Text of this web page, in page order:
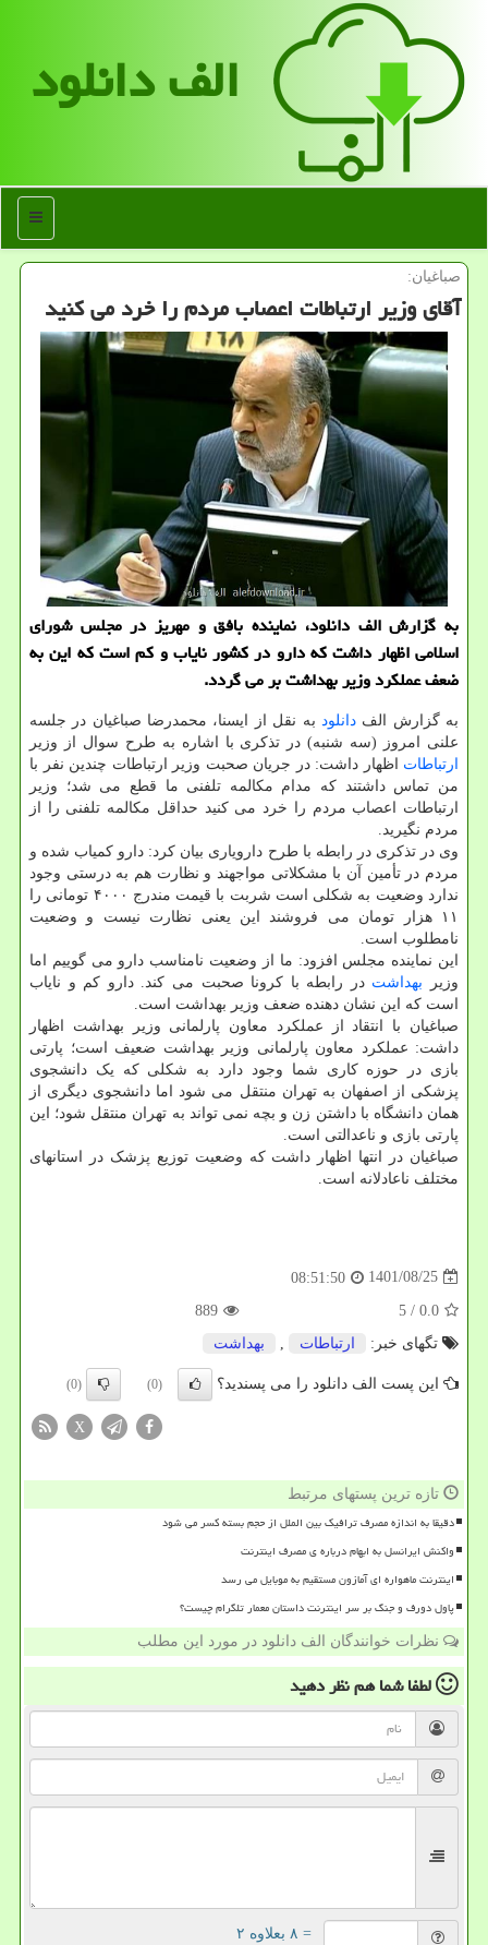
الف دانلود
منو
صباغیان:
آقای وزیر ارتباطات اعصاب مردم را خرد می کنید
به گزارش الف دانلود، نماینده بافق و مهریز در مجلس شورای
اسلامی اظهار داشت که دارو در کشور نایاب و کم است که این به
ضعف عملکرد وزیر بهداشت بر می گردد.
به گزارش الفدانلود به نقل از ایسنا، محمدرضا صباغیان در جلسه
علنی امروز (سه شنبه) در تذکری با اشاره به طرح سوال از وزیر
ارتباطات اظهار داشت: در جریان صحبت وزیر ارتباطات چندین نفر با
من تماس داشتند که مدام مکالمه تلفنی ما قطع می شد؛ وزیر
ارتباطات اعصاب مردم را خرد می کنید حداقل مکالمه تلفنی را از
مردم نگیرید.
وی در تذکری در رابطه با طرح دارویاری بیان کرد: دارو کمیاب شده و
مردم در تأمین آن با مشکلاتی مواجهند و نظارت هم به درستی وجود
ندارد وضعیت به شکلی است شربت با قیمت مندرج ۴۰۰۰ تومانی را
۱۱ هزار تومان می فروشند این یعنی نظارت نیست و وضعیت
نامطلوب است.
این نماینده مجلس افزود: ما از وضعیت نامناسب دارو می گوییم اما
وزیر بهداشت در رابطه با کرونا صحبت می کند. دارو کم و نایاب
است که این نشان دهنده ضعف وزیر بهداشت است.
صباغیان با انتقاد از عملکرد معاون پارلمانی وزیر بهداشت اظهار
داشت: عملکرد معاون پارلمانی وزیر بهداشت ضعیف است؛ پارتی
بازی در حوزه کاری شما وجود دارد به شکلی که یک دانشجوی
پزشکی از اصفهان به تهران منتقل می شود اما دانشجوی دیگری از
همان دانشگاه با داشتن زن و بچه نمی تواند به تهران منتقل شود؛ این
پارتی بازی و ناعدالتی است.
صباغیان در انتها اظهار داشت که وضعیت توزیع پزشک در استانهای
مختلف ناعادلانه است.
1401/08/25
08:51:50
0.0
/ 5
889
تگهای خبر:
ارتباطات بهداشت
این پست الف دانلود را می پسندید؟ (0)
(0)
X
تازه ترین پستهای مرتبط
دقیقا به اندازه مصرف ترافیک بین الملل از حجم بسته کسر می شود
واکنش ایرانسل به ابهام درباره ی مصرف اینترنت
اینترنت ماهواره ای آمازون مستقیم به موبایل می رسد
پاول دورف و جنگ بر سر اینترنت داستان معمار تلگرام چیست؟
نظرات خوانندگان الف دانلود در مورد این مطلب
لطفا شما همنظر دهید
= ۸ بعلاوه ۲